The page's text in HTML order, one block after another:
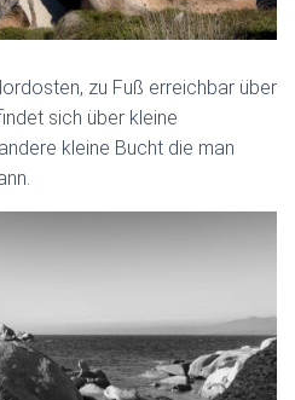
zu Fuß erreichbar über
sich über kleine
kleine Bucht die man